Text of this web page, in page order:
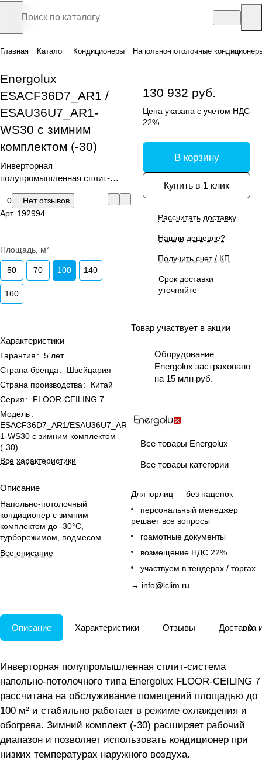
Главная Каталог Кондиционеры Напольно-потолочные
Energolux
ESACF36D7_AR1 /
ESAU36U7_AR1-
WS30 с зимним
комплектом (-30)
Инверторная
полупромышленная сплит-
типа с зимним комплектом (-30)
0
Нет отзывов
Арт. 192994
Площадь, м²
50 70 100 140
160
Характеристики
Гарантия : 5 лет
Страна бренда :
Швейцария
Страна производства :
Китай
Серия :
FLOOR-CEILING 7
Модель:
ESACF36D7_AR1/ESAU36U7_AR
1-WS30 с зимним комплектом
(-30)
Все характеристики
Описание
Напольно-потолочный
кондиционер с зимним
комплектом до -30°C,
турборежимом, подмесом
свежего воздуха и удобным
управлением для дома.
Все описание
130 932 руб.
Цена указана с учётом НДС
22%
В корзину
Купить в 1 клик
Рассчитать доставку
Нашли дешевле?
Получить счет / КП
Срок доставки
уточняйте
Товар участвует в акции
Оборудование
Energolux застраховано
на 15 млн руб.
Все товары Energolux
Все товары категории
Для юрлиц — без наценок
персональный менеджер
решает все вопросы
грамотные документы
возмещение НДС 22%
участвуем в тендерах / торгах
→ info@iclim.ru
Описание Характеристики Отзывы Доставка
Инверторная полупромышленная сплит-система
напольно-потолочного типа Energolux FLOOR-CEILING 7
рассчитана на обслуживание помещений площадью до
100 м² и стабильно работает в режиме охлаждения и
обогрева. Зимний комплект (-30) расширяет рабочий
диапазон и позволяет использовать кондиционер при
низких температурах наружного воздуха.